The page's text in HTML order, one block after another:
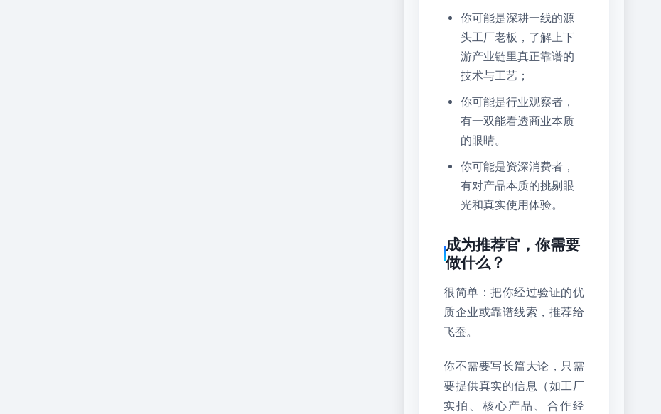
你可能是深耕一线的源
头工厂老板，了解上下
游产业链里真正靠谱的
技术与工艺；
你可能是行业观察者，
有一双能看透商业本质
的眼睛。
你可能是资深消费者，
有对产品本质的挑剔眼
光和真实使用体验。
成为推荐官，你需要
做什么？
很简单：把你经过验证的优
质企业或靠谱线索，推荐给
飞蚕。
你不需要写长篇大论，只需
要提供真实的信息（如工厂
实拍、核心产品、合作经